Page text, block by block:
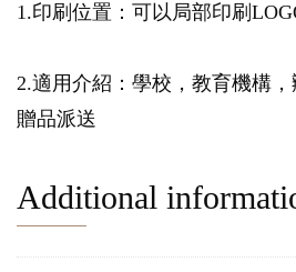
1.印刷位置：可以局部印刷
2.適用介紹：學校，教育機構，
贈品派送
Additional